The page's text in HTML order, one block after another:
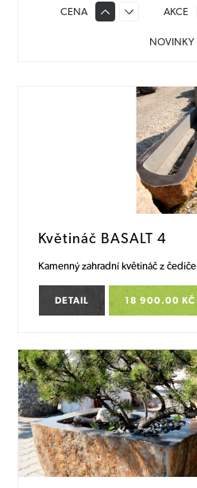
CENA AKCE
NOVINKY
Květináč BASALT 4
Kamenný zahradní květináč z čediče
DETAIL 18 900.00 KČ